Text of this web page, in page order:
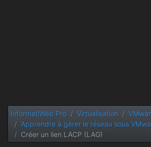
InformatiWeb Pro Virtualisation
Apprendre à gérer le réseau sous
Créer un lien LACP (LAG)